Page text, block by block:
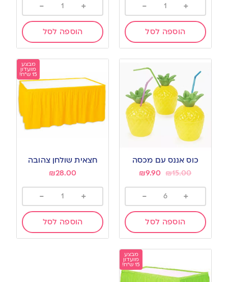
+
-
הוספה לסל
+
-
הוספה לסל
כוס אננס עם מכסה
₪15.00
₪9.90
+
-
הוספה לסל
מבצע
מועדון
15 ש"ח!
חצאית שולחן צהובה
₪28.00
+
-
הוספה לסל
מבצע
מועדון
15 ש"ח!